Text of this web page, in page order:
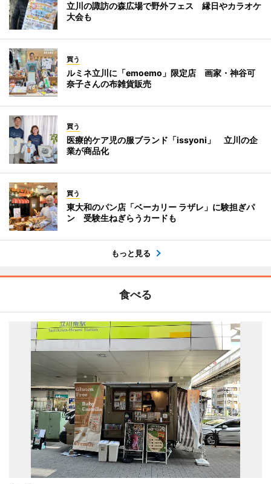
立川の諏訪の森広場で野外フェス 縁日やカラオケ
大会も
買う
ルミネ立川に「emoemo」限定店 画家・神谷可
奈子さんの布雑貨販売
買う
医療的ケア児の服ブランド「issyoni」 立川の企
業が商品化
買う
東大和のパン店「ベーカリー ラザレ」に験担ぎパ
ン 受験生ねぎらうカードも
もっと見る
食べる